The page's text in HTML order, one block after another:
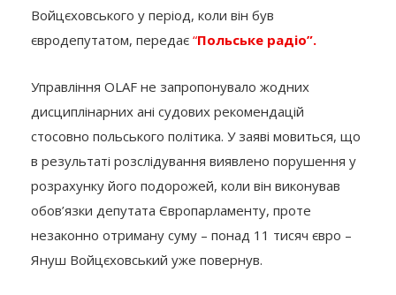
Войцєховського у період, коли він був
євродепутатом, передає “Польське радіо”.
Управління OLAF не запропонувало жодних
дисциплінарних ані судових рекомендацій
стосовно польського політика. У заяві мовиться, що
в результаті розслідування виявлено порушення у
розрахунку його подорожей, коли він виконував
обов’язки депутата Європарламенту, проте
незаконно отриману суму – понад 11 тисяч євро –
Януш Войцєховський уже повернув.